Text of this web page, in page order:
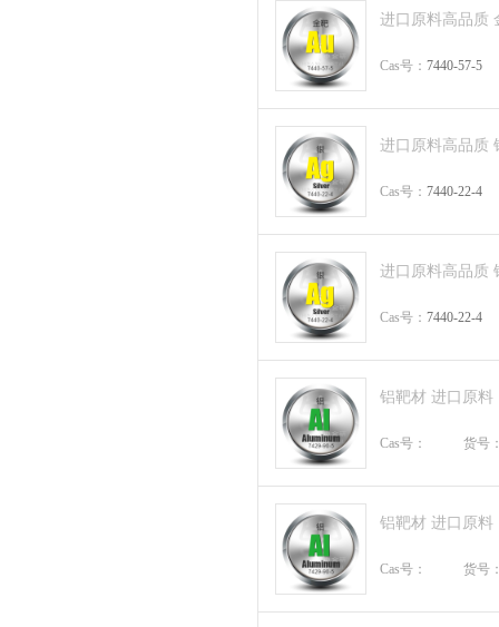
进口原料高品质
Cas号： 7440-57-5
进口原料高品质
Cas号： 7440-22-4
进口原料高品质
Cas号： 7440-22-4
铝靶材 进口原料
Cas号： 货号
铝靶材 进口原料
Cas号： 货号